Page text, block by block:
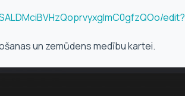
edit?
un zemūdens medību kartei.